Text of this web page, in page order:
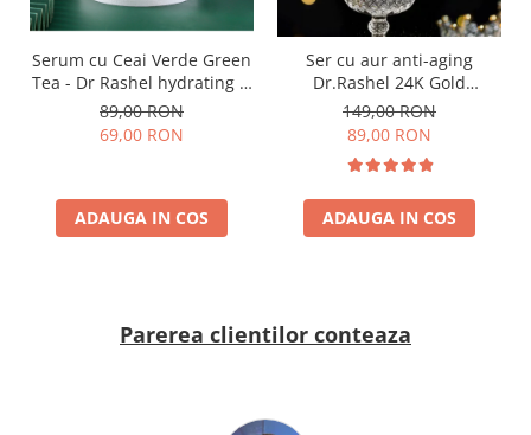
Serum cu Ceai Verde Green
Tea - Dr Rashel hydrating &
plumping face serum 30ml
89,00 RON
69,00 RON
ADAUGA IN COS
Ser cu aur anti-aging
Dr.Rashel 24K Gold
Radiance & Anti Aging
Serum - 100ml
149,00 RON
89,00 RON
ADAUGA IN COS
Parerea clientilor conteaza